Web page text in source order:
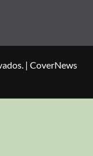
| CoverNews